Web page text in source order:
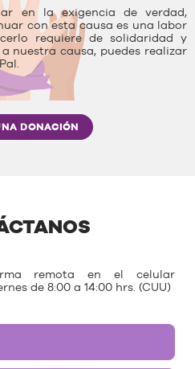
en la exigencia de verdad,
con esta causa es una labor
requiere de solidaridad y
nuestra causa, puedes realizar
DONACIÓN
remota en el celular
de 8:00 a 14:00 hrs. (CUU)